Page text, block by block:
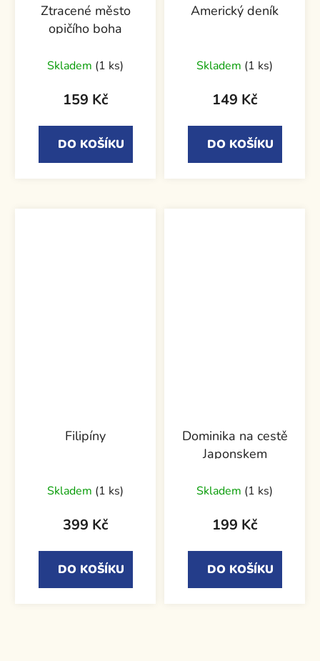
Ztracené město
opičího boha
Skladem (1 ks)
159 Kč
DO KOŠÍKU
Americký deník
Skladem (1 ks)
149 Kč
DO KOŠÍKU
Filipíny
Skladem (1 ks)
399 Kč
DO KOŠÍKU
Dominika na cestě
Japonskem
Skladem (1 ks)
199 Kč
DO KOŠÍKU